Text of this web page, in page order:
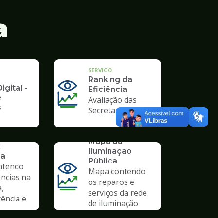
-
SERVICO
Ranking da
Eficiência
Avaliação das
Secretarias
na
e
Mapa da
Iluminação
Pública
Mapa contendo
os reparos e
serviços da rede
de iluminação